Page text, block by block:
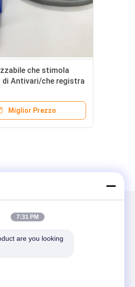
che stimola
Antivari/che registra
Miglior Prezzo
7:31 PM
are you looking